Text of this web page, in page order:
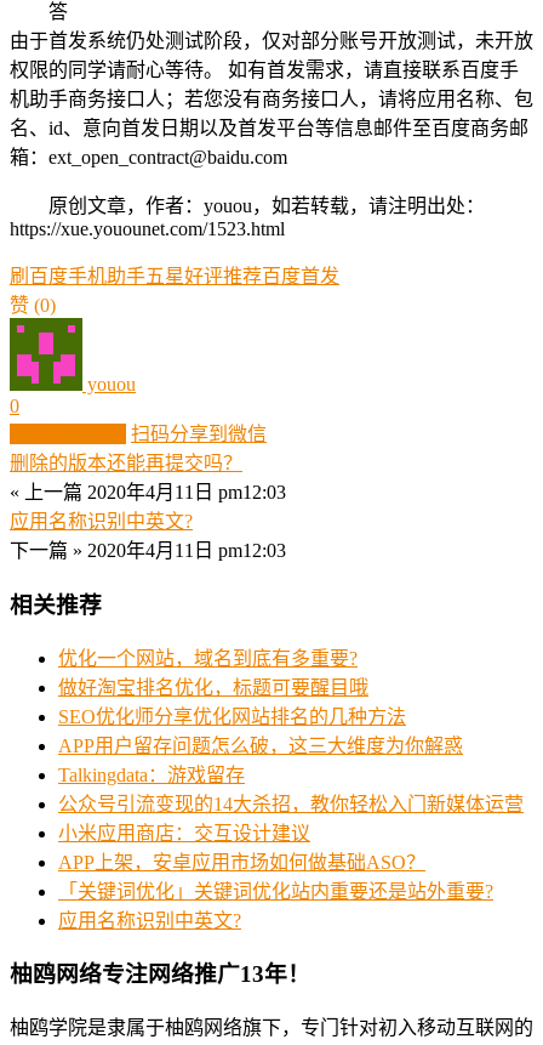
答
由于首发系统仍处测试阶段，仅对部分账号开放测试，未开放
权限的同学请耐心等待。 如有首发需求，请直接联系百度手
机助手商务接口人；若您没有商务接口人，请将应用名称、包
名、id、意向首发日期以及首发平台等信息邮件至百度商务邮
箱：ext_open_contract@baidu.com
原创文章，作者：youou，如若转载，请注明出处：
https://xue.youounet.com/1523.html
刷百度手机助手五星好评推荐百度首发
赞 (0)
youou
0
扫码分享到微信
删除的版本还能再提交吗？
« 上一篇 2020年4月11日 pm12:03
应用名称识别中英文?
下一篇 » 2020年4月11日 pm12:03
相关推荐
优化一个网站，域名到底有多重要?
做好淘宝排名优化，标题可要醒目哦
SEO优化师分享优化网站排名的几种方法
APP用户留存问题怎么破，这三大维度为你解惑
Talkingdata：游戏留存
公众号引流变现的14大杀招，教你轻松入门新媒体运营
小米应用商店：交互设计建议
APP上架，安卓应用市场如何做基础ASO？
「关键词优化」关键词优化站内重要还是站外重要?
应用名称识别中英文?
柚鸥网络专注网络推广13年！
柚鸥学院是隶属于柚鸥网络旗下，专门针对初入移动互联网的